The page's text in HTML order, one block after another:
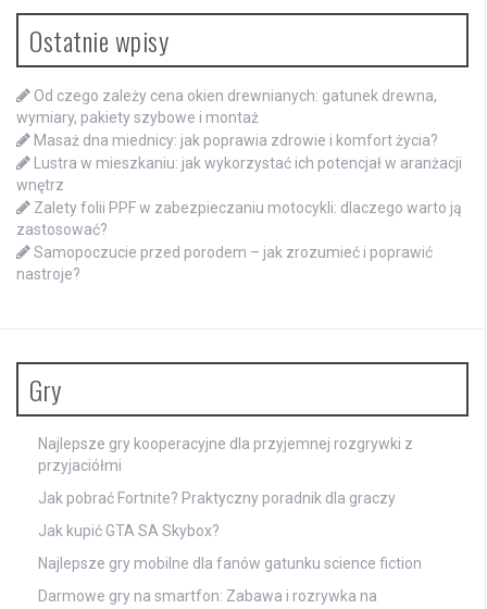
Ostatnie wpisy
Od czego zależy cena okien drewnianych: gatunek drewna,
wymiary, pakiety szybowe i montaż
Masaż dna miednicy: jak poprawia zdrowie i komfort życia?
Lustra w mieszkaniu: jak wykorzystać ich potencjał w aranżacji
wnętrz
Zalety folii PPF w zabezpieczaniu motocykli: dlaczego warto ją
zastosować?
Samopoczucie przed porodem – jak zrozumieć i poprawić
nastroje?
Gry
Najlepsze gry kooperacyjne dla przyjemnej rozgrywki z
przyjaciółmi
Jak pobrać Fortnite? Praktyczny poradnik dla graczy
Jak kupić GTA SA Skybox?
Najlepsze gry mobilne dla fanów gatunku science fiction
Darmowe gry na smartfon: Zabawa i rozrywka na